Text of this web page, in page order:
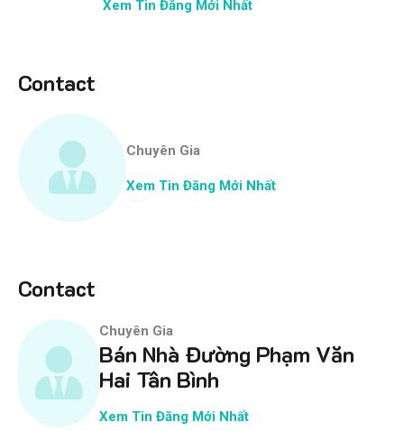
Xem Tin Đăng Mới Nhất
Contact
Chuyên Gia
Xem Tin Đăng Mới Nhất
Contact
Chuyên Gia
Bán Nhà Đường Phạm Văn
Hai Tân Bình
Xem Tin Đăng Mới Nhất